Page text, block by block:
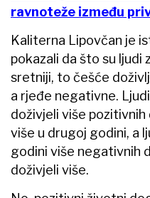
ravnoteže između
Kaliterna Lipovčan je
pokazali da što su ljudi
sretniji, to češće
a rjeđe negativne.
doživjeli više pozitivnih
više u drugoj godini, a
godini više negativnih
doživjeli više.